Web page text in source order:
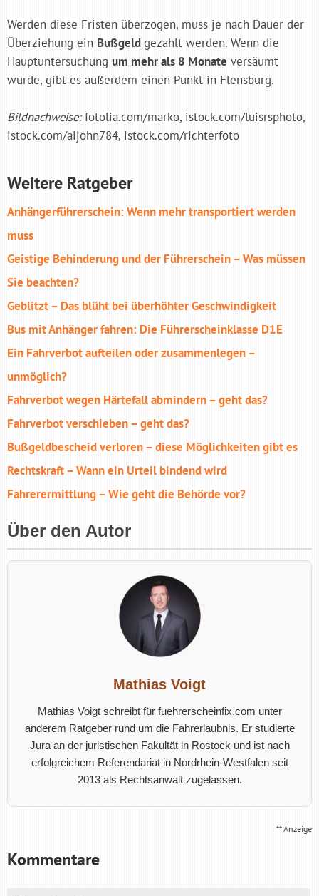
Werden diese Fristen überzogen, muss je nach Dauer der
Überziehung ein Bußgeldgezahlt werden. Wenn die
Hauptuntersuchung um mehr als 8 Monate versäumt
wurde, gibt es außerdem einen Punkt in Flensburg.
Bildnachweise:fotolia.com/marko, istock.com/luisrsphoto,
istock.com/aijohn784, istock.com/richterfoto
Weitere Ratgeber
Anhänger­führerschein: Wenn mehr transportiert werden
muss
Geistige Behinderung und der Führerschein – Was müssen
Sie beachten?
Geblitzt – Das blüht bei überhöhter Geschwindigkeit
Bus mit Anhänger fahren: Die Führerscheinklasse D1E
Ein Fahrverbot aufteilen oder zusammenlegen –
unmöglich?
Fahrverbot wegen Härtefall abmindern – geht das?
Fahrverbot verschieben – geht das?
Bußgeldbescheid verloren – diese Möglichkeiten gibt es
Rechtskraft – Wann ein Urteil bindend wird
Fahrerermittlung – Wie geht die Behörde vor?
Über den Autor
Mathias Voigt
Mathias Voigt schreibt für fuehrerscheinfix.com unter
anderem Ratgeber rund um die Fahrerlaubnis. Er studierte
Jura an der juristischen Fakultät in Rostock und ist nach
erfolgreichem Referendariat in Nordrhein-Westfalen seit
2013 als Rechtsanwalt zugelassen.
** Anzeige
Kommentare